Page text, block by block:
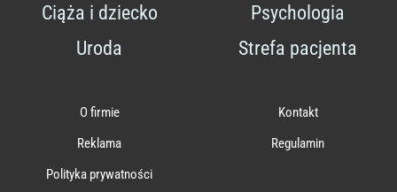
Ciąża i dziecko
Psychologia
Uroda
Strefa pacjenta
O firmie
Kontakt
Reklama
Regulamin
Polityka prywatności